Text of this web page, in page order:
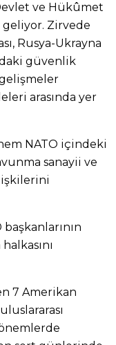
ve Hükûmet
geliyor. Zirvede
Rusya-Ukrayna
güvenlik
arasında yer
NATO içindeki
sanayii ve
7 Amerikan